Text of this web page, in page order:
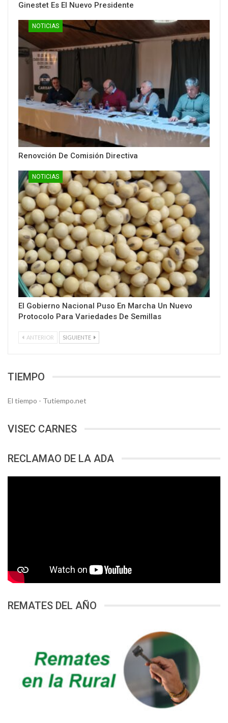
Ginestet Es El Nuevo Presidente
NOTICIAS
Renovción De Comisión Directiva
NOTICIAS
El Gobierno Nacional Puso En Marcha Un Nuevo
Protocolo Para Variedades De Semillas
ANTERIOR SIGUIENTE
TIEMPO
El tiempo - Tutiempo.net
VISEC CARNES
RECLAMAO DE LA ADA
REMATES DEL AÑO